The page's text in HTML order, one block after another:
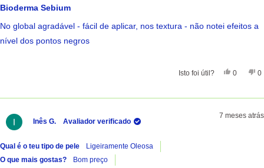
Bioderma Sebium
No global agradável - fácil de aplicar, nos textura - não notei efeitos a
nível dos pontos negros
Isto foi útil? Sim,
0 0
Inês G. Avaliador verificado
7 meses atrás
Qual é o teu tipo de pele
Ligeiramente Oleosa
O que mais gostas?
Bom preço